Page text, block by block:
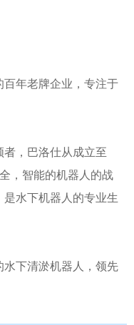
年老牌企业，专注于
，巴洛仕从成立至
，智能的机器人的战
水下机器人的专业生
下清淤机器人，领先